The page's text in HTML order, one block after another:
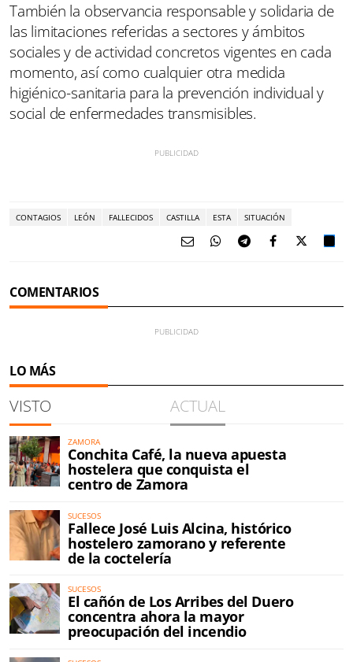
También la observancia responsable y solidaria de
las limitaciones referidas a sectores y ámbitos
sociales y de actividad concretos vigentes en cada
momento, así como cualquier otra medida
higiénico-sanitaria para la prevención individual y
social de enfermedades transmisibles.
CONTAGIOS LEÓN FALLECIDOS CASTILLA ESTA SITUACIÓN
COMENTARIOS
LO MÁS
VISTO ACTUAL
ZAMORA
Conchita Café, la nueva apuesta
hostelera que conquista el
centro de Zamora
SUCESOS
Fallece José Luis Alcina, histórico
hostelero zamorano y referente
de la coctelería
SUCESOS
El cañón de Los Arribes del Duero
concentra ahora la mayor
preocupación del incendio